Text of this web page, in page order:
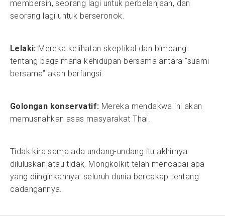
membersih, seorang lagi untuk perbelanjaan, dan
seorang lagi untuk berseronok.
Lelaki: Mereka kelihatan skeptikal dan bimbang
tentang bagaimana kehidupan bersama antara “suami
bersama” akan berfungsi.
Golongan konservatif: Mereka mendakwa ini akan
memusnahkan asas masyarakat Thai.
Tidak kira sama ada undang-undang itu akhirnya
diluluskan atau tidak, Mongkolkit telah mencapai apa
yang diinginkannya: seluruh dunia bercakap tentang
cadangannya.